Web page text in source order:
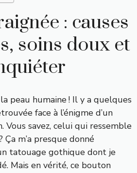
: causes
soins doux et
peau humaine ! Il y a quelques
face à l’énigme d’un
savez, celui qui ressemble
Ça m’a presque donné
tatouage gothique dont je
Mais en vérité, ce bouton